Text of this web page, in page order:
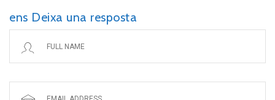
ens Deixa una resposta